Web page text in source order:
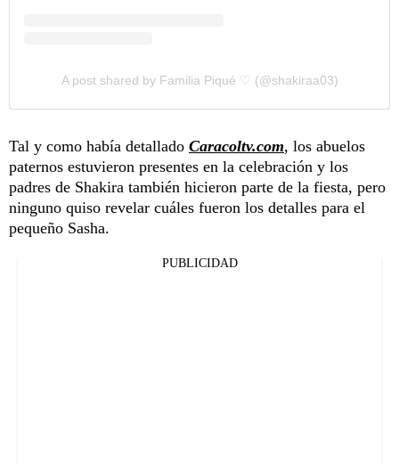
A post shared by Familia Piqué ♡ (@shakiraa03)
Tal y como había detallado Caracoltv.com, los abuelos
paternos estuvieron presentes en la celebración y los
padres de Shakira también hicieron parte de la fiesta, pero
ninguno quiso revelar cuáles fueron los detalles para el
pequeño Sasha.
PUBLICIDAD